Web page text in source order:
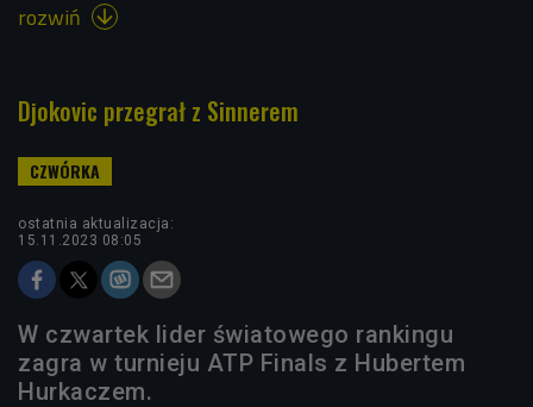
rozwiń 
Djokovic przegrał z Sinnerem
ostatnia aktualizacja:
15.11.2023 08:05
W czwartek lider światowego rankingu
zagra w turnieju ATP Finals z Hubertem
Hurkaczem.